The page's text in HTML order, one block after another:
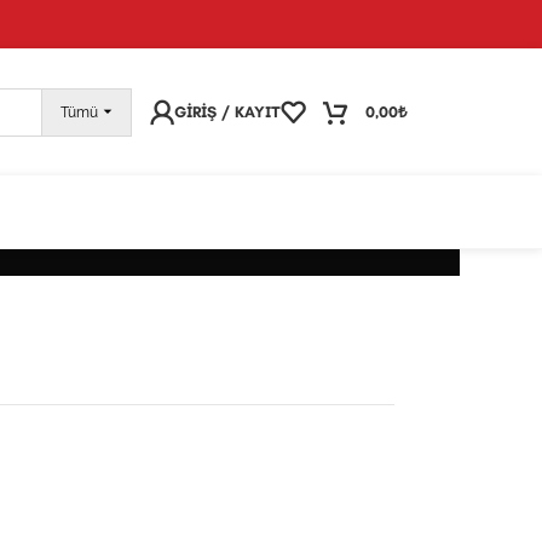
vermeye devam edebilirsiniz; tüm kargolarınız
Tümü GIRIŞ / KAYIT 0,00₺